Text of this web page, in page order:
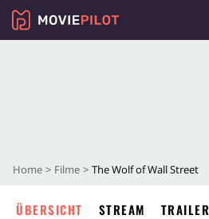
Home Filme The Wolf of Wall Street
ÜBERSICHT STREAM TRAILER